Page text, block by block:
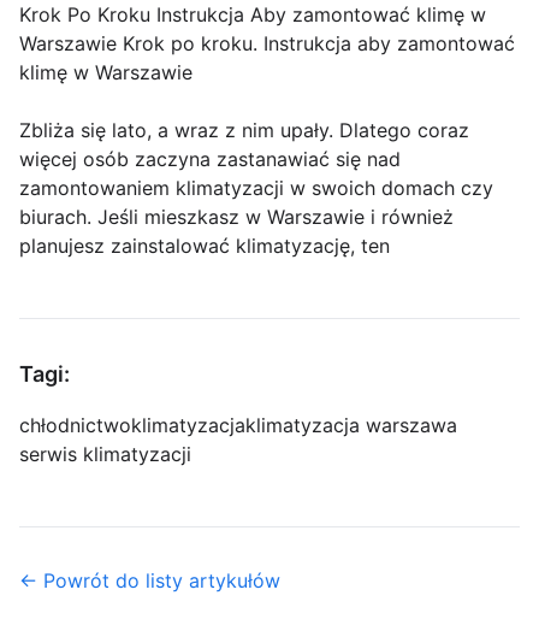
Krok Po Kroku Instrukcja Aby zamontować klimę w
Warszawie Krok po kroku. Instrukcja aby zamontować
klimę w Warszawie
Zbliża się lato, a wraz z nim upały. Dlatego coraz
więcej osób zaczyna zastanawiać się nad
zamontowaniem klimatyzacji w swoich domach czy
biurach. Jeśli mieszkasz w Warszawie i również
planujesz zainstalować klimatyzację, ten
Tagi:
chłodnictwoklimatyzacjaklimatyzacja warszawa
serwis klimatyzacji
← Powrót do listy artykułów